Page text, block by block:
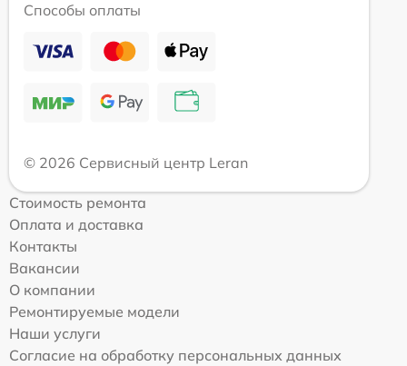
Способы оплаты
© 2026 Сервисный центр Leran
Стоимость ремонта
Оплата и доставка
Контакты
Вакансии
О компании
Ремонтируемые модели
Наши услуги
Согласие на обработку персональных данных